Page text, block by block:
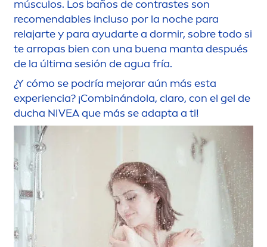
músculos. Los baños de contrastes son
recomendables incluso por la noche para
relajarte y para ayudarte a dormir, sobre todo si
te arropas bien con una buena manta después
de la última sesión de agua fría.
¿Y cómo se podría mejorar aún más esta
experiencia? ¡Combinándola, claro, con el gel de
ducha NIVEAque más se adapta a ti!